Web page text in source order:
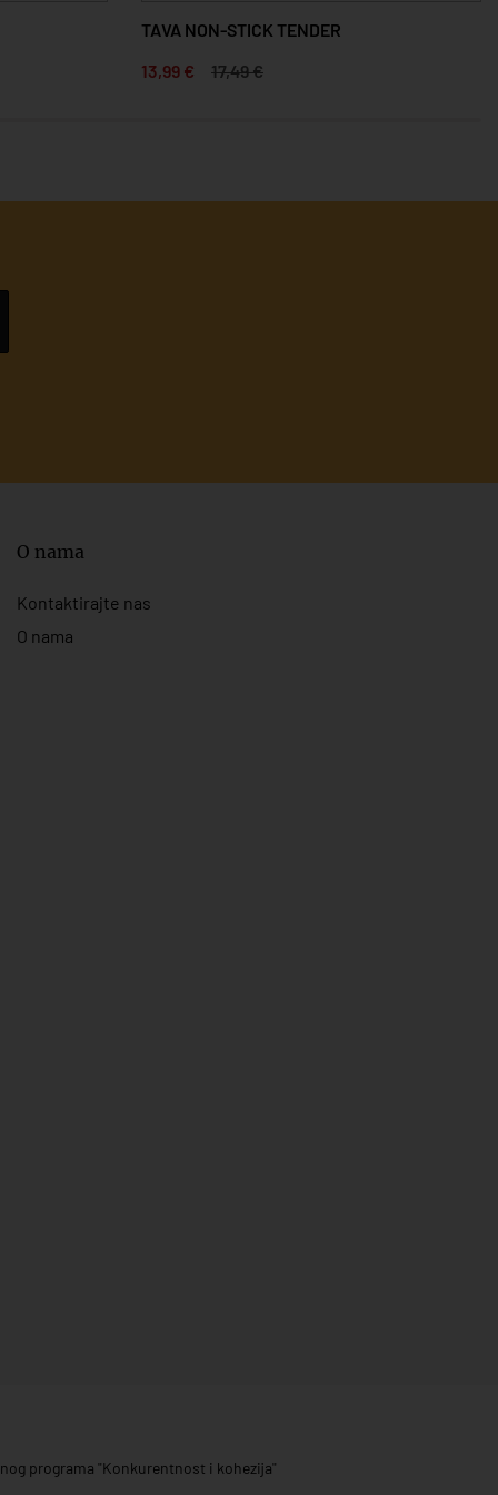
TAVA NON-STICK TENDER
13,99 €
17,49 €
O nama
Kontaktirajte nas
O nama
programa "Konkurentnost i kohezija"